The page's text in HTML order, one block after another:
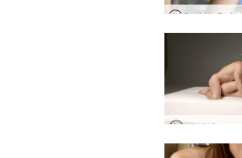
아리엘 포